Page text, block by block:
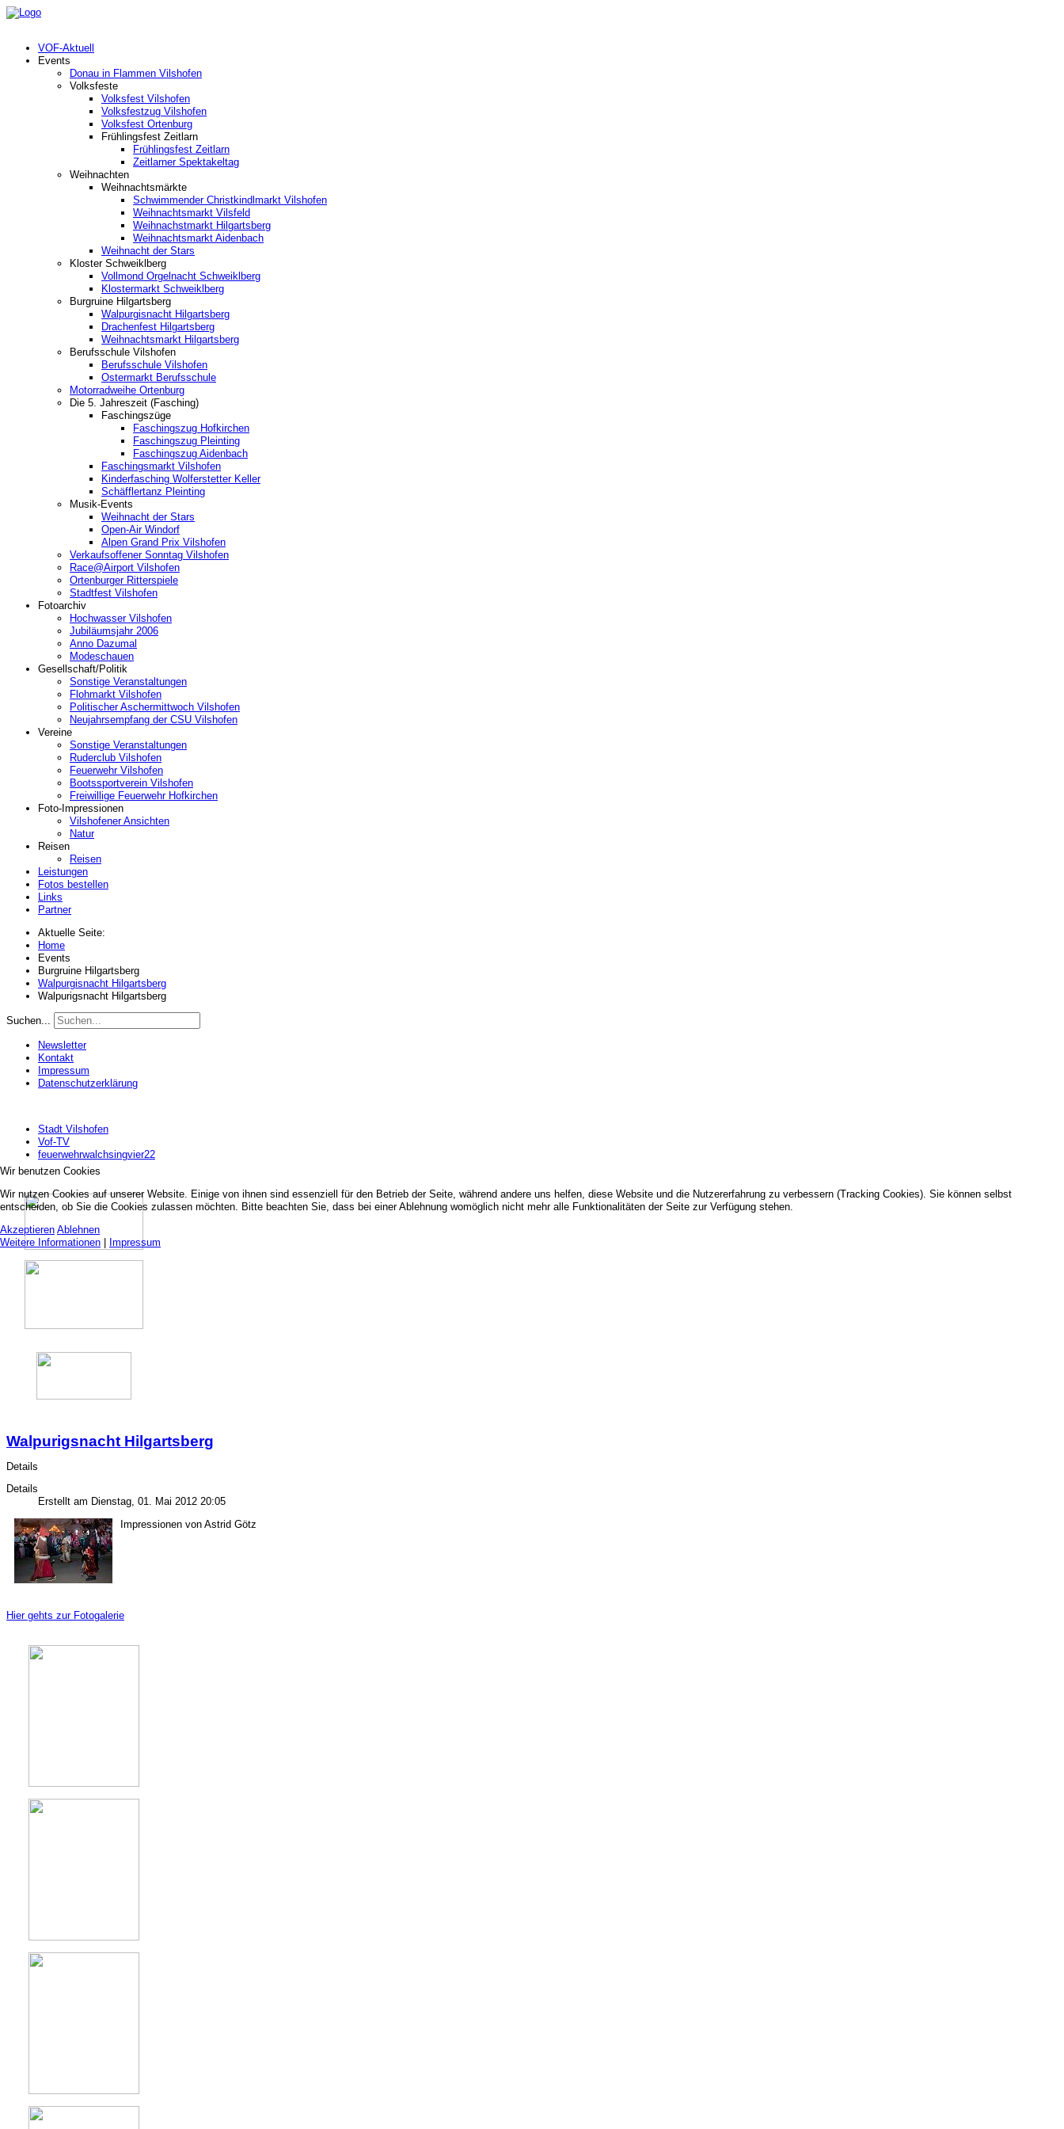
VOF-Aktuell
Events
Donau in Flammen Vilshofen
Volksfeste
Volksfest Vilshofen
Volksfestzug Vilshofen
Volksfest Ortenburg
Frühlingsfest Zeitlarn
Frühlingsfest Zeitlarn
Zeitlarner Spektakeltag
Weihnachten
Weihnachtsmärkte
Schwimmender Christkindlmarkt Vilshofen
Weihnachtsmarkt Vilsfeld
Weihnachstmarkt Hilgartsberg
Weihnachtsmarkt Aidenbach
Weihnacht der Stars
Kloster Schweiklberg
Vollmond Orgelnacht Schweiklberg
Klostermarkt Schweiklberg
Burgruine Hilgartsberg
Walpurgisnacht Hilgartsberg
Drachenfest Hilgartsberg
Weihnachtsmarkt Hilgartsberg
Berufsschule Vilshofen
Berufsschule Vilshofen
Ostermarkt Berufsschule
Motorradweihe Ortenburg
Die 5. Jahreszeit (Fasching)
Faschingszüge
Faschingszug Hofkirchen
Faschingszug Pleinting
Faschingszug Aidenbach
Faschingsmarkt Vilshofen
Kinderfasching Wolferstetter Keller
Schäfflertanz Pleinting
Musik-Events
Weihnacht der Stars
Open-Air Windorf
Alpen Grand Prix Vilshofen
Verkaufsoffener Sonntag Vilshofen
Race@Airport Vilshofen
Ortenburger Ritterspiele
Stadtfest Vilshofen
Fotoarchiv
Hochwasser Vilshofen
Jubiläumsjahr 2006
Anno Dazumal
Modeschauen
Gesellschaft/Politik
Sonstige Veranstaltungen
Flohmarkt Vilshofen
Politischer Aschermittwoch Vilshofen
Neujahrsempfang der CSU Vilshofen
Vereine
Sonstige Veranstaltungen
Ruderclub Vilshofen
Feuerwehr Vilshofen
Bootssportverein Vilshofen
Freiwillige Feuerwehr Hofkirchen
Foto-Impressionen
Vilshofener Ansichten
Natur
Reisen
Reisen
Leistungen
Fotos bestellen
Links
Partner
Aktuelle Seite:
Home
Events
Burgruine Hilgartsberg
Walpurgisnacht Hilgartsberg
Walpurigsnacht Hilgartsberg
Suchen...
Newsletter
Kontakt
Impressum
Datenschutzerklärung
Stadt Vilshofen
Vof-TV
feuerwehrwalchsingvier22
Walpurigsnacht Hilgartsberg
Details
Details
Erstellt am Dienstag, 01. Mai 2012 20:05
Impressionen von Astrid Götz
Hier gehts zur Fotogalerie
Wir benutzen Cookies
Wir nutzen Cookies auf unserer Website. Einige von ihnen sind essenziell für den Betrieb der Seite, während andere uns helfen, diese Website und die Nutzererfahrung zu verbessern (Tracking Cookies). Sie können selbst
entscheiden, ob Sie die Cookies zulassen möchten. Bitte beachten Sie, dass bei einer Ablehnung womöglich nicht mehr alle Funktionalitäten der Seite zur Verfügung stehen.
Akzeptieren Ablehnen
Weitere Informationen
Impressum